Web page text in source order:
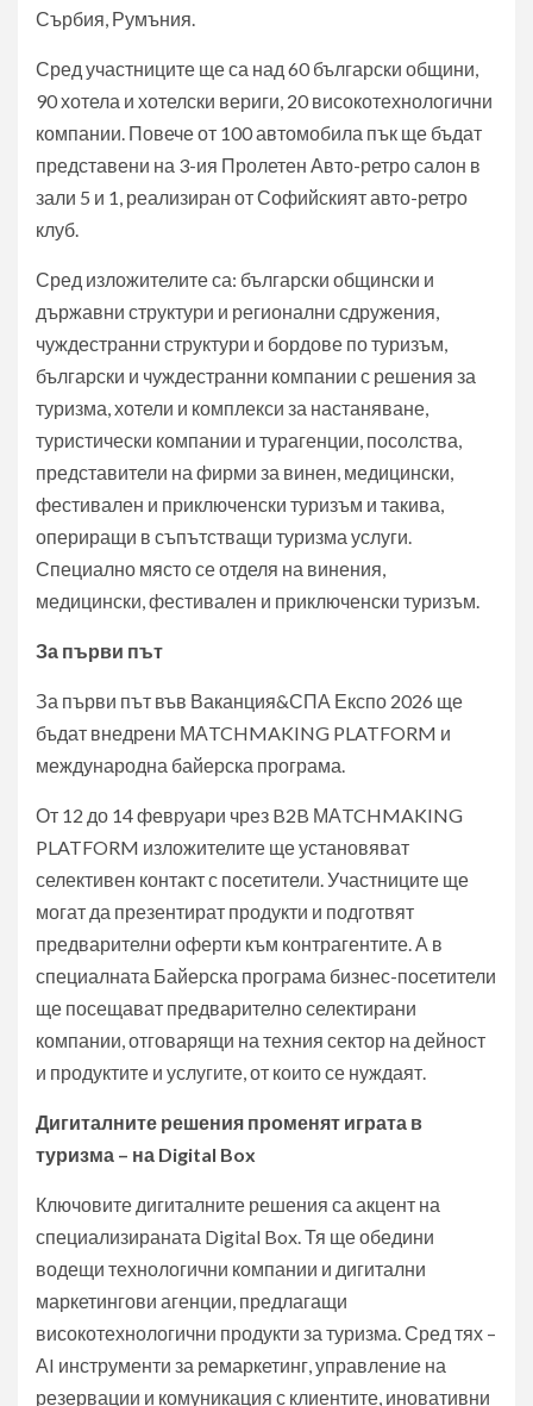
Сърбия, Румъния.
Сред участниците ще са над 60 български общини,
90 хотела и хотелски вериги, 20 високотехнологични
компании. Повече от 100 автомобила пък ще бъдат
представени на 3-ия Пролетен Авто-ретро салон в
зали 5 и 1, реализиран от Софийският авто-ретро
клуб.
Сред изложителите са: български общински и
държавни структури и регионални сдружения,
чуждестранни структури и бордове по туризъм,
български и чуждестранни компании с решения за
туризма, хотели и комплекси за настаняване,
туристически компании и турагенции, посолства,
представители на фирми за винен, медицински,
фестивален и приключенски туризъм и такива,
опериращи в съпътстващи туризма услуги.
Специално място се отделя на винения,
медицински, фестивален и приключенски туризъм.
За първи път
За първи път във Ваканция&СПА Експо 2026 ще
бъдат внедрени МАTCHMAKING PLATFORM и
международна байерска програма.
От 12 до 14 февруари чрез B2B МАTCHMAKING
PLATFORM изложителите ще установяват
селективен контакт с посетители. Участниците ще
могат да презентират продукти и подготвят
предварителни оферти към контрагентите. А в
специалната Байерска програма бизнес-посетители
ще посещават предварително селектирани
компании, отговарящи на техния сектор на дейност
и продуктите и услугите, от които се нуждаят.
Дигиталните решения променят играта в
туризма – на Digital Box
Ключовите дигиталните решения са акцент на
специализираната Digital Box. Тя ще обедини
водещи технологични компании и дигитални
маркетингови агенции, предлагащи
високотехнологични продукти за туризма. Сред тях –
АI инструменти за ремаркетинг, управление на
резервации и комуникация с клиентите, иновативни